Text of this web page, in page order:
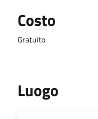
Costo
Gratuito
Luogo